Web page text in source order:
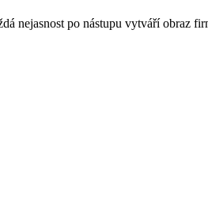
nejasnost po nástupu vytváří obraz